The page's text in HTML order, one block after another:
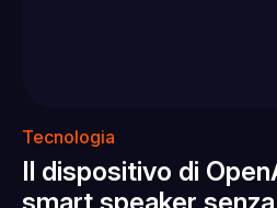
Tecnologia
Il dispositivo di